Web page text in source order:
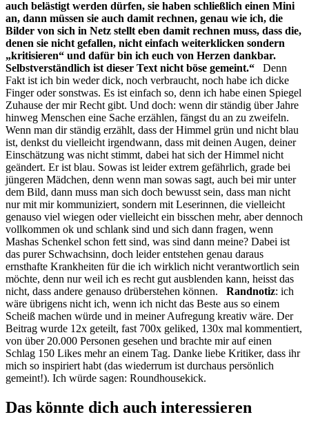
auch belästigt werden dürfen, sie haben schließlich einen Mini
an, dann müssen sie auch damit rechnen, genau wie ich, die
Bilder von sich in Netz stellt eben damit rechnen muss, dass die,
denen sie nicht gefallen, nicht einfach weiterklicken sondern
„kritisieren“ und dafür bin ich euch von Herzen dankbar.
Selbstverständlich ist dieser Text nicht böse gemeint.“ Denn
Fakt ist ich bin weder dick, noch verbraucht, noch habe ich dicke
Finger oder sonstwas. Es ist einfach so, denn ich habe einen Spiegel
Zuhause der mir Recht gibt. Und doch: wenn dir ständig über Jahre
hinweg Menschen eine Sache erzählen, fängst du an zu zweifeln.
Wenn man dir ständig erzählt, dass der Himmel grün und nicht blau
ist, denkst du vielleicht irgendwann, dass mit deinen Augen, deiner
Einschätzung was nicht stimmt, dabei hat sich der Himmel nicht
geändert. Er ist blau. Sowas ist leider extrem gefährlich, grade bei
jüngeren Mädchen, denn wenn man sowas sagt, auch bei mir unter
dem Bild, dann muss man sich doch bewusst sein, dass man nicht
nur mit mir kommuniziert, sondern mit Leserinnen, die vielleicht
genauso viel wiegen oder vielleicht ein bisschen mehr, aber dennoch
vollkommen ok und schlank sind und sich dann fragen, wenn
Mashas Schenkel schon fett sind, was sind dann meine? Dabei ist
das purer Schwachsinn, doch leider entstehen genau daraus
ernsthafte Krankheiten für die ich wirklich nicht verantwortlich sein
möchte, denn nur weil ich es recht gut ausblenden kann, heisst das
nicht, dass andere genauso drüberstehen können. Randnotiz: ich
wäre übrigens nicht ich, wenn ich nicht das Beste aus so einem
Scheiß machen würde und in meiner Aufregung kreativ wäre. Der
Beitrag wurde 12x geteilt, fast 700x geliked, 130x mal kommentiert,
von über 20.000 Personen gesehen und brachte mir auf einen
Schlag 150 Likes mehr an einem Tag. Danke liebe Kritiker, dass ihr
mich so inspiriert habt (das wiederrum ist durchaus persönlich
gemeint!). Ich würde sagen: Roundhousekick.
Das könnte dich auch interessieren